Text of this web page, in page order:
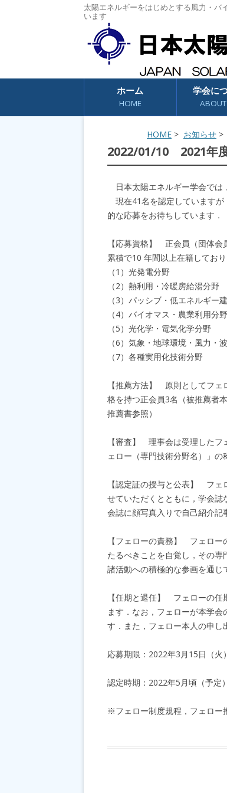
太陽エネルギーをはじめとする風力・バ
います
コンテンツへスキップ
ホーム
HOME
学会に
HOME > お知らせ >
2022/01/10 2021年
日本太陽エネルギー学会では
現在41名を認定していますが
的な応募をお待ちしています．
【応募資格】 正会員（団体会
累積で10 年間以上在籍してお
（1）光発電分野
（2）熱利用・冷暖房給湯分野
（3）パッシブ・低エネルギー
（4）バイオマス・農業利用分野
（5）光化学・電気化学分野
（6）気象・地球環境・風力・
（7）各種実用化技術分野
【推薦方法】 原則としてフェ
格を持つ正会員3名（被推薦者
推薦書参照）
【審査】 理事会は受理したフ
ェロー（専門技術分野名）」の
【認定証の授与と公表】 フェ
せていただくとともに，学会
会誌に顔写真入りで自己紹介記
【フェローの責務】 フェロー
たるべきことを自覚し，その
諸活動への積極的な参画を通じ
【任期と退任】 フェローの任
ます．なお，フェローが本学
す．また，フェロー本人の申し
応募期限：2022年3月15日（火）
認定時期：2022年5月頃（予定）
※フェロー制度規程，フェロー